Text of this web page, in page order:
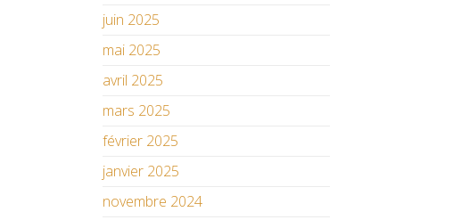
juin 2025
mai 2025
avril 2025
mars 2025
février 2025
janvier 2025
novembre 2024